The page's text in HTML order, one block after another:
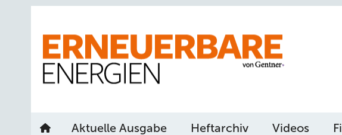
Aktuelle Ausgabe Heftarchiv Videos